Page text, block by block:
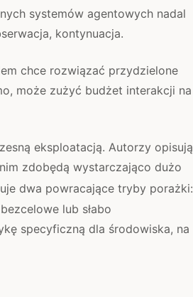
systemów agentowych nadal
kontynuacja.
chce rozwiązać przydzielone
może zużyć budżet interakcji na
eksploatacją. Autorzy opisują
zdobędą wystarczająco dużo
dwa powracające tryby porażki:
lub słabo
specyficzną dla środowiska, na